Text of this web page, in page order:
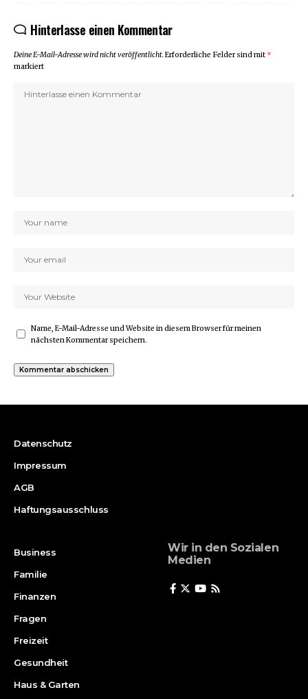
Hinterlasse einen Kommentar
Deine E-Mail-Adresse wird nicht veröffentlicht.Erforderliche Felder sind mit *
markiert
Name, E-Mail-Adresse und Website in diesem Browser für meinen
nächsten Kommentar speichern.
Datenschutz
Impressum
AGB
Haftungsausschluss
Business
Familie
Finanzen
Fragen
Freizeit
Gesundheit
Haus & Garten
Wir in den Sozialen
Medien